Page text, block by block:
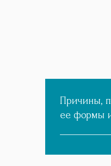
Причины,
ее формы